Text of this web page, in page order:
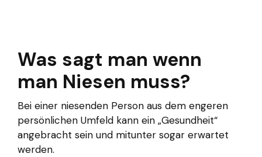
Was sagt man wenn
man Niesen muss?
Bei einer niesenden Person aus dem engeren
persönlichen Umfeld kann ein „Gesundheit“
angebracht sein und mitunter sogar erwartet
werden.